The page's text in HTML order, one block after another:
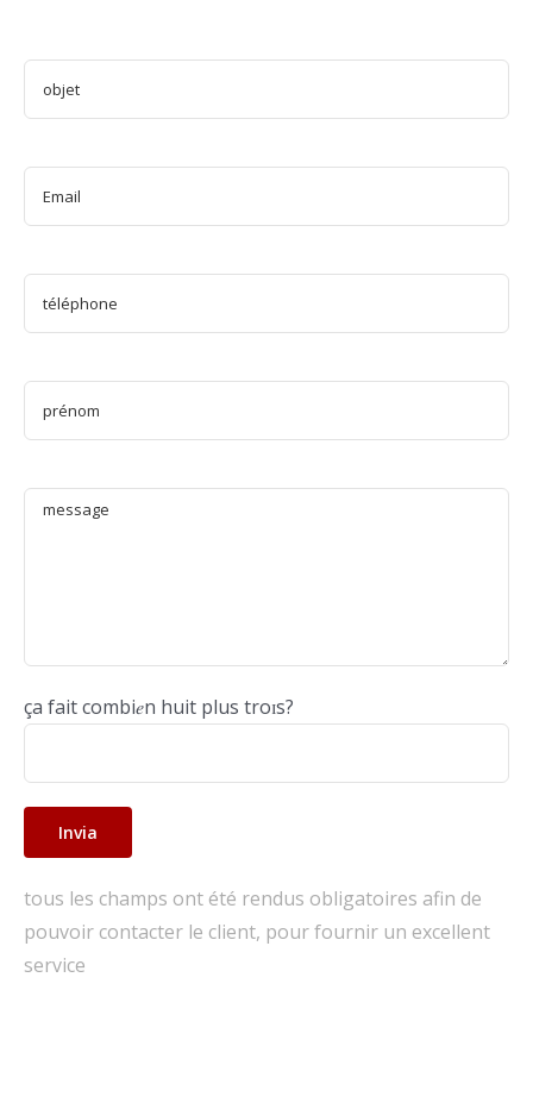
ça fait combi𝑒n huit plus troɪs?
tous les champs ont été rendus obligatoires afin de
pouvoir contacter le client, pour fournir un excellent
service